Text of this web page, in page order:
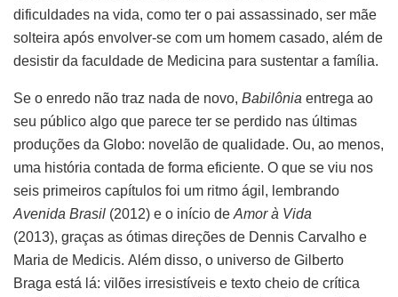
dificuldades na vida, como ter o pai assassinado, ser mãe
solteira após envolver-se com um homem casado, além de
desistir da faculdade de Medicina para sustentar a família.
Se o enredo não traz nada de novo, Babilônia entrega ao
seu público algo que parece ter se perdido nas últimas
produções da Globo: novelão de qualidade. Ou, ao menos,
uma história contada de forma eficiente. O que se viu nos
seis primeiros capítulos foi um ritmo ágil, lembrando
Avenida Brasil (2012) e o início de Amor à Vida
(2013), graças as ótimas direções de Dennis Carvalho e
Maria de Medicis. Além disso, o universo de Gilberto
Braga está lá: vilões irresistíveis e texto cheio de crítica